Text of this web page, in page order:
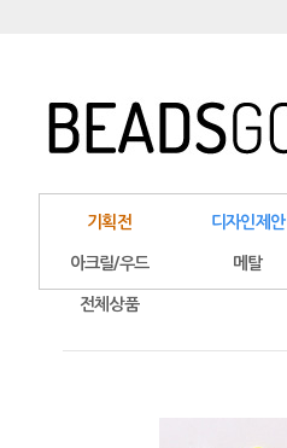
기획전 디자인제안
아크릴/우드 메탈
전체상품